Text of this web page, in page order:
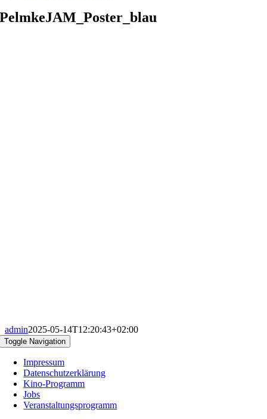
PelmkeJAM_Poster_blau
admin2025-05-14T12:20:43+02:00
Toggle Navigation
Impressum
Datenschutzerklärung
Kino-Programm
Jobs
Veranstaltungsprogramm